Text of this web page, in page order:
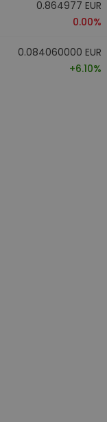
0.864977 EUR
0.00%
0.084060000 EUR
+6.10%